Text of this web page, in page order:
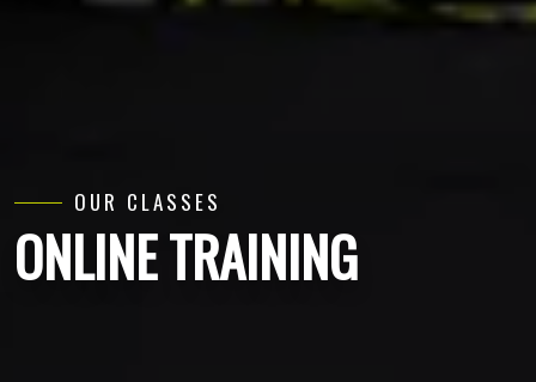
OUR CLASSES
ONLINE TRAINING